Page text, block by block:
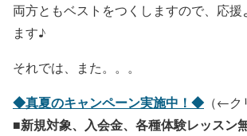
両方ともベストをつくしますので、応援
ます♪
それでは、また。。。
◆真夏のキャンペーン実施中！◆ （←ク
■新規対象、入会金、各種体験レッスン